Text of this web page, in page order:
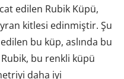
edilen Rubik Küpü,
kitlesi edinmiştir. Şu
bu küp, aslında bu
bu renkli küpü
daha iyi